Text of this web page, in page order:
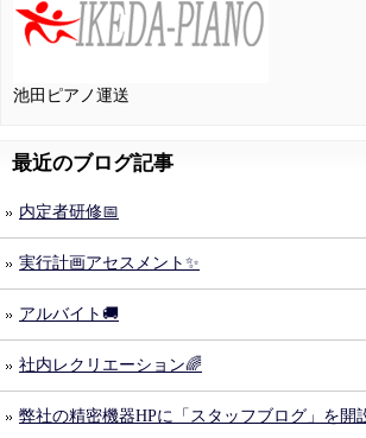
池田ピアノ運送
最近のブログ記事
内定者研修📅
実行計画アセスメント✨
アルバイト🚚
社内レクリエーション🌈
弊社の精密機器HPに「スタッフブログ」を開